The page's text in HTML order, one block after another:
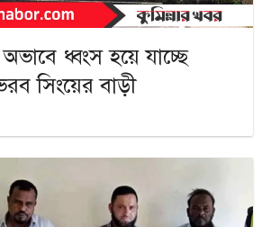
ধ্বংস হয়ে যাচ্ছে
সিংয়ের বাড়ী